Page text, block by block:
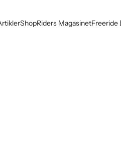
ShopRiders MagasinetFreeride